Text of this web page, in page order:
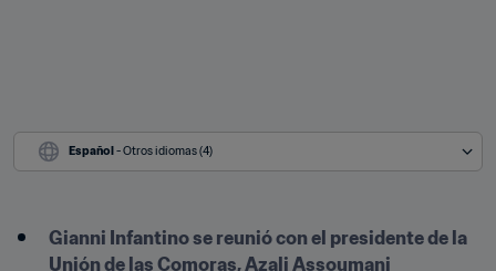
Español - Otros idiomas (4)
Gianni Infantino se reunió con el presidente de la
Unión de las Comoras, Azali Assoumani